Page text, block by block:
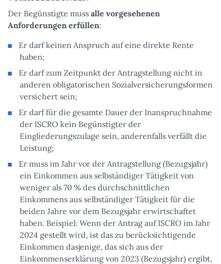
Der Begünstigte muss alle vorgesehenen
Anforderungen erfüllen:
Er darf keinen Anspruch auf eine direkte Rente
haben;
Er darf zum Zeitpunkt der Antragstellung nicht in
anderen obligatorischen Sozialversicherungsformen
versichert sein;
Er darf für die gesamte Dauer der Inanspruchnahme
der ISCRO kein Begünstigter der
Eingliederungszulage sein, anderenfalls verfällt die
Leistung;
Er muss im Jahr vor der Antragstellung (Bezugsjahr)
ein Einkommen aus selbständiger Tätigkeit von
weniger als 70 % des durchschnittlichen
Einkommens aus selbständiger Tätigkeit für die
beiden Jahre vor dem Bezugsjahr erwirtschaftet
haben. Beispiel: Wenn der Antrag auf ISCRO im Jahr
2024 gestellt wird, ist das zu berücksichtigende
Einkommen dasjenige, das sich aus der
Einkommenserklärung von 2023 (Bezugsjahr) ergibt,